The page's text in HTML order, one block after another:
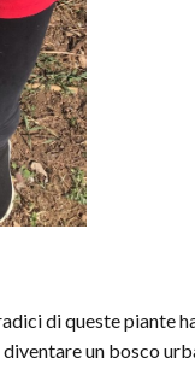
di queste piante
un bosco